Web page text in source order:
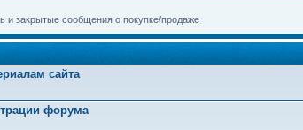
и закрытые сообщения о покупке/продаже
сайта
форума